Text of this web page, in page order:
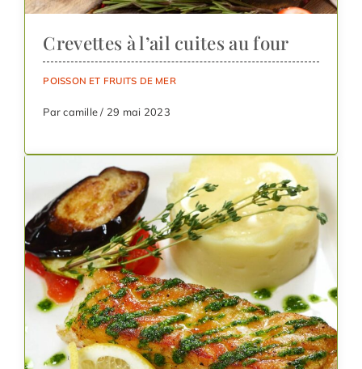
Crevettes à l’ail cuites au four
POISSON ET FRUITS DE MER
Par camille / 29 mai 2023